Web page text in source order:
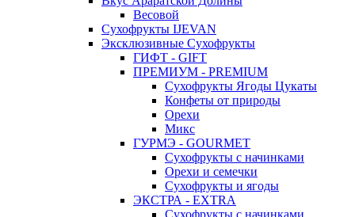
Весовой
Сухофрукты IJEVAN
Эксклюзивные Сухофрукты
ГИФТ - GIFT
ПРЕМИУМ - PREMIUM
Сухофрукты Ягоды Цукаты
Конфеты от природы
Орехи
Микс
ГУРМЭ - GOURMET
Сухофрукты с начинками
Орехи и семечки
Сухофрукты и ягоды
ЭКСТРА - EXTRA
Сухофрукты с начинками